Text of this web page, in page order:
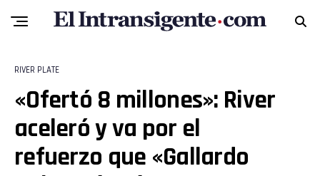
RIVER PLATE
«Ofertó 8 millones»: River
aceleró y va por el
refuerzo que «Gallardo